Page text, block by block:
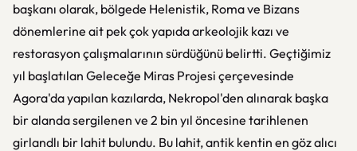
başkanı olarak, bölgede Helenistik, Roma ve Bizans
dönemlerine ait pek çok yapıda arkeolojik kazı ve
restorasyon çalışmalarının sürdüğünü belirtti. Geçtiğimiz
yıl başlatılan Geleceğe Miras Projesi çerçevesinde
Agora'da yapılan kazılarda, Nekropol'den alınarak başka
bir alanda sergilenen ve 2 bin yıl öncesine tarihlenen
girlandlı bir lahit bulundu. Bu lahit, antik kentin en göz alıcı